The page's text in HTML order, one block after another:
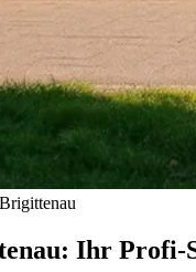
Ihr Profi-